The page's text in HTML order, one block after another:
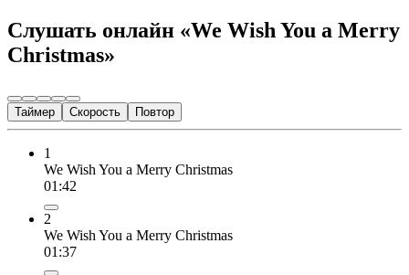
Слушать онлайн «We Wish You a Merry
Christmas»
Таймер Скорость Повтор
1
We Wish You a Merry Christmas
01:42
2
We Wish You a Merry Christmas
01:37